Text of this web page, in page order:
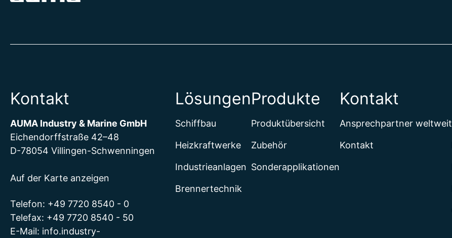
Kontakt
AUMA Industry & Marine GmbH
Eichendorffstraße 42–48
D-78054 Villingen-Schwenningen
Auf der Karte anzeigen
Telefon: +49 7720 8540 - 0
Telefax: +49 7720 8540 - 50
E-Mail: info.industry-
Lösungen
Schiffbau
Heizkraftwerke
Industrieanlagen
Brennertechnik
Produkte
Produktübersicht
Zubehör
Sonderapplikationen
Kontakt
Ansprechpartner weltweit
Kontakt